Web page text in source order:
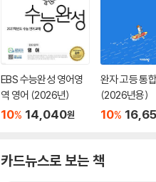
EBS 수능완성 영어영
역 영어 (2026년)
10% 14,040원
완자 고등 통
(2026년용)
10%
카드뉴스로 보는 책